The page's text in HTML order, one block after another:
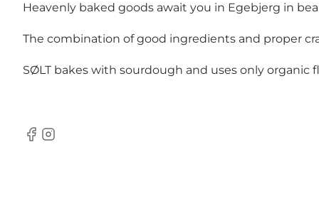
Heavenly baked goods await you in Egebjerg in
The combination of good ingredients and proper
SØLT bakes with sourdough and uses only organic
Facebook
Instagram